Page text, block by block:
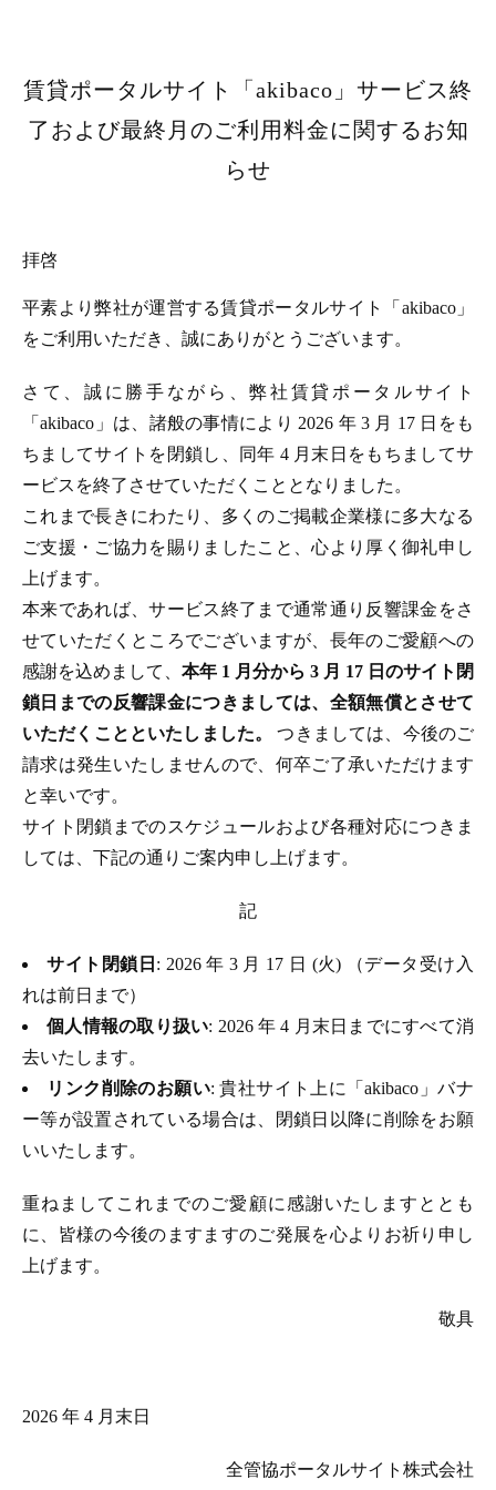
賃貸ポータルサイト「akibaco」サービス終
了および最終月のご利用料金に関するお知
らせ
拝啓
平素より弊社が運営する賃貸ポータルサイト「akibaco」
をご利用いただき、誠にありがとうございます。
さて、誠に勝手ながら、弊社賃貸ポータルサイト
「akibaco」は、諸般の事情により 2026 年 3 月 17 日をも
ちましてサイトを閉鎖し、同年 4 月末日をもちましてサ
ービスを終了させていただくこととなりました。
これまで長きにわたり、多くのご掲載企業様に多大なる
ご支援・ご協力を賜りましたこと、心より厚く御礼申し
上げます。
本来であれば、サービス終了まで通常通り反響課金をさ
せていただくところでございますが、長年のご愛顧への
感謝を込めまして、 本年 1 月分から 3 月 17 日のサイト閉
鎖日までの反響課金につきましては、全額無償とさせて
いただくことといたしました。つきましては、今後のご
請求は発生いたしませんので、何卒ご了承いただけます
と幸いです。
サイト閉鎖までのスケジュールおよび各種対応につきま
しては、下記の通りご案内申し上げます。
記
サイト閉鎖日 : 2026 年 3 月 17 日 (火) （データ受け入
れは前日まで）
個人情報の取り扱い: 2026 年 4 月末日までにすべて消
去いたします。
リンク削除のお願い: 貴社サイト上に「akibaco」バナ
ー等が設置されている場合は、閉鎖日以降に削除をお願
いいたします。
重ねましてこれまでのご愛顧に感謝いたしますととも
に、皆様の今後のますますのご発展を心よりお祈り申し
上げます。
敬具
2026 年 4 月末日
全管協ポータルサイト株式会社